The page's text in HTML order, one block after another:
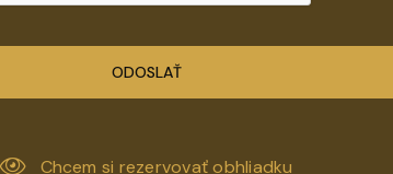
ODOSLAŤ
Chcem si rezervovať obhliadku